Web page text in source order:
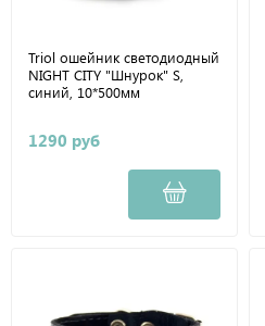
Triol ошейник светодиодный
NIGHT CITY "Шнурок" S,
синий, 10*500мм
1290 руб